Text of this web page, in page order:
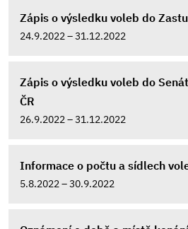
Zápis o výsledku voleb do
24.9.2022 – 31.12.2022
Zápis o výsledku voleb do
ČR
26.9.2022 – 31.12.2022
Informace o počtu a sídlech
5.8.2022 – 30.9.2022